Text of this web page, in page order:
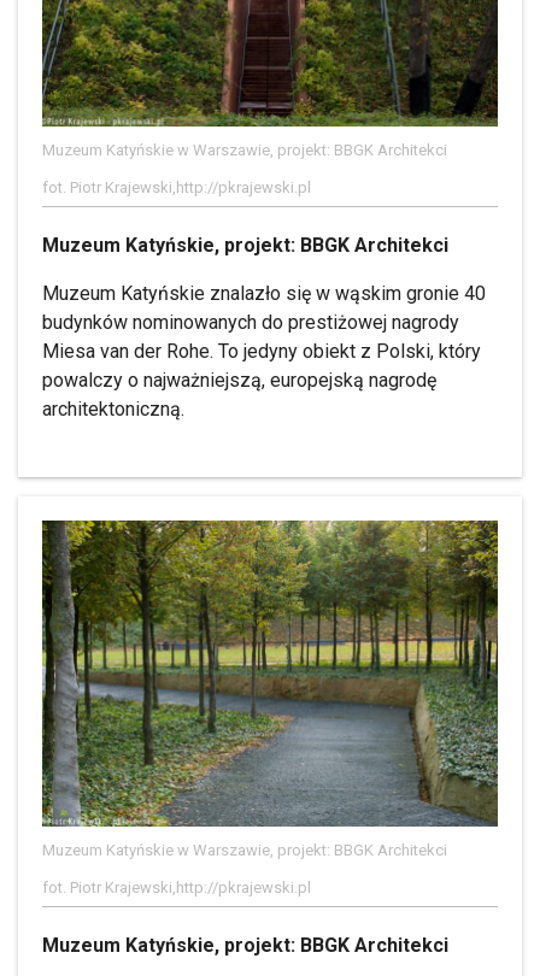
Muzeum Katyńskie w Warszawie, projekt: BBGK Architekci
fot. Piotr Krajewski,http://pkrajewski.pl
Muzeum Katyńskie, projekt: BBGK Architekci
Muzeum Katyńskie znalazło się w wąskim gronie 40
budynków nominowanych do prestiżowej nagrody
Miesa van der Rohe. To jedyny obiekt z Polski, który
powalczy o najważniejszą, europejską nagrodę
architektoniczną.
Muzeum Katyńskie w Warszawie, projekt: BBGK Architekci
fot. Piotr Krajewski,http://pkrajewski.pl
Muzeum Katyńskie, projekt: BBGK Architekci